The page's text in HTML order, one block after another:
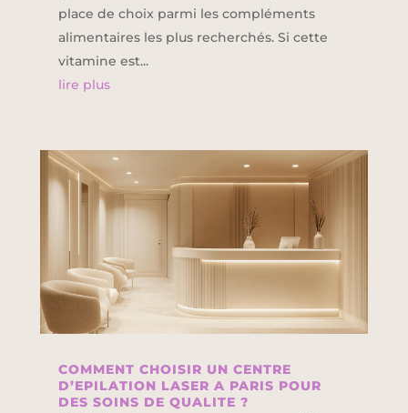
place de choix parmi les compléments
alimentaires les plus recherchés. Si cette
vitamine est...
lire plus
COMMENT CHOISIR UN CENTRE
D’EPILATION LASER A PARIS POUR
DES SOINS DE QUALITE ?